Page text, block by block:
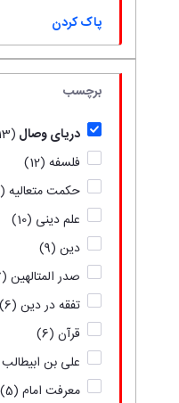
پاک کردن
برچسب
دریای وصال (13)
فلسفه (12)
حکمت متعالیه (10)
علم دینی (10)
دین (9)
صدر المتالهین (7)
تفقه در دین (6)
قرآن (6)
علی بن ابیطالب
معرفت امام (5)